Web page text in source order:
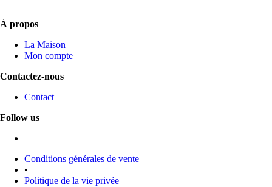
À propos
La Maison
Mon compte
Contactez-nous
Contact
Follow us
Conditions générales de vente
•
Politique de la vie privée